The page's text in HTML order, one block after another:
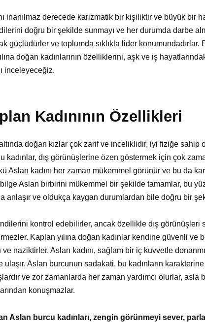
inanılmaz derecede karizmatik bir kişiliktir ve büyük bir
doğru bir şekilde sunmayı ve her durumda darbe
güçlüdürler ve toplumda sıklıkla lider konumundadırlar.
doğan kadınlarının özelliklerini, aşk ve iş
inceleyeceğiz.
Kadınının Özellikleri
doğan kızlar çok zarif ve inceliklidir, iyi fiziğe sahip
kadınlar, dış görünüşlerine özen göstermek için çok
Aslan kadını her zaman mükemmel görünür ve bu da
Aslan birbirini mükemmel bir şekilde tamamlar, bu
anlaşır ve oldukça kaygan durumlardan bile doğru bir
kontrol edebilirler, ancak özellikle dış görünüşleri
Kaplan yılına doğan kadınlar kendine güvenli ve
naziktirler. Aslan kadını, sağlam bir iç kuvvetle
Aslan burcunun sadakati, bu kadınların karakterine
ve zor zamanlarda her zaman yardımcı olurlar, asla
konuşmazlar.
Aslan burcu kadınları, zengin görünmeyi sever,